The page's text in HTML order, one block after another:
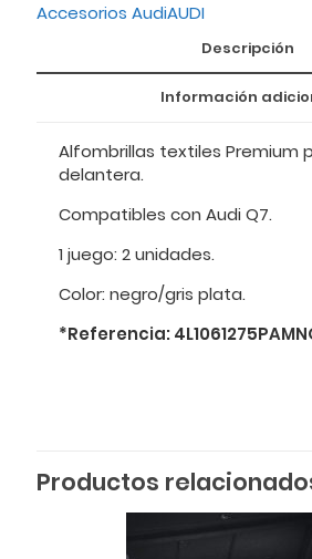
Accesorios AudiAUDI
Descripción
Información
Alfombrillas textiles Premium
delantera.
Compatibles con Audi Q7.
1 juego: 2 unidades.
Color: negro/gris plata.
*Referencia:
Productos